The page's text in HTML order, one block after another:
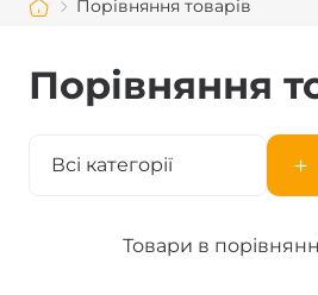
Порівняння товарів
Порівняння
Всі категорії
Товари в